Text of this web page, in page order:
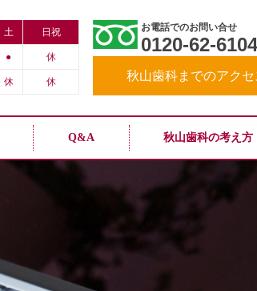
土 日祝
● 休
休 休
お電話でのお問い合せ
0120-62-6104
秋山歯科までのアクセ
Q&A 秋山歯科の考え方